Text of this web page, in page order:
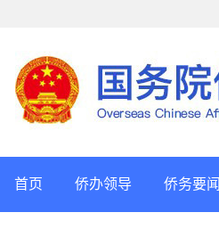
首页 侨办领导 侨务要闻